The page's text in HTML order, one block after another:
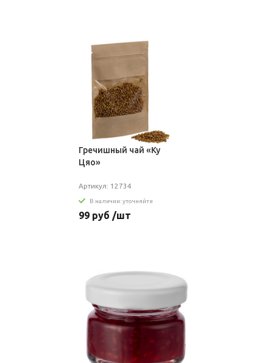
Гречишный чай «Ку
Цяо»
Артикул: 12734
В наличии: уточняйте
99 руб /шт